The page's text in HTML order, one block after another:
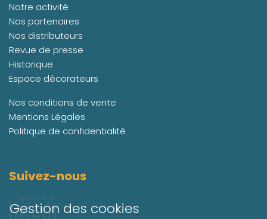
Gestion des cookies
Notre activité
Nos partenaires
Nos distributeurs
Revue de presse
Historique
Espace décorateurs
Nos conditions de vente
Mentions Légales
Politique de confidentialité
Suivez-nous